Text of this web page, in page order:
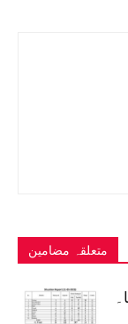
متعلقہ مضامین